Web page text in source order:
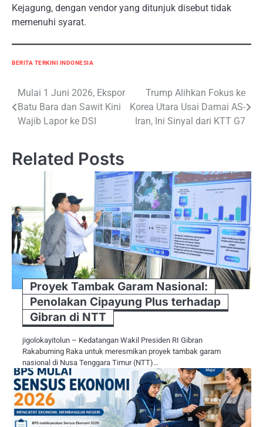
Kejagung, dengan vendor yang ditunjuk disebut tidak
memenuhi syarat.
BERITA TERKINI INDONESIA
Navigasi
pos
Mulai 1 Juni 2026, Ekspor
Batu Bara dan Sawit Kini
Wajib Lapor ke DSI
Trump Alihkan Fokus ke
Korea Utara Usai Damai AS-
Iran, Ini Sinyal dari KTT G7
Related Posts
Proyek Tambak Garam Nasional:
Penolakan Cipayung Plus terhadap
Gibran di NTT
jigolokayitolun – Kedatangan Wakil Presiden RI Gibran
Rakabuming Raka untuk meresmikan proyek tambak garam
nasional di Nusa Tenggara Timur (NTT)…